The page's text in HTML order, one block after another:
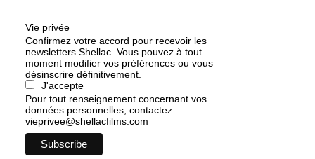
Vie privée
Confirmez votre accord pour recevoir les
newsletters Shellac. Vous pouvez à tout
moment modifier vos préférences ou vous
désinscrire définitivement.
J'accepte
Pour tout renseignement concernant vos
données personnelles, contactez
vieprivee@shellacfilms.com